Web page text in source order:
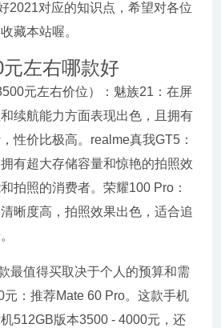
2021对应的知识点，希望对各位
藏本站喔。
左右哪款好
元左右价位）：魅族21：在屏
续航能力方面表现出色，且拥有
性价比极高。realme真我GT5：
有超大存储容量和惊艳的拍照效
拍照的消费者。荣耀100 Pro：
晰度高，拍照效果出色，适合追
最值得买取决于个人的预算和需
：推荐Mate 60 Pro。这款手机
512GB版本3500 - 4000元，还